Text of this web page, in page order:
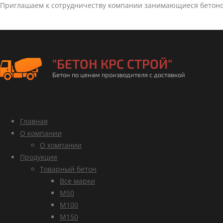
Приглашаем к сотрудничеству компании занимающиеся
"БЕТОН КРС СТРОЙ"
Бетон по ценам производителя с доставкой
Главная
О компании
О компании
Продукция
Товарный бетон
Все марки
М50
М100
М150